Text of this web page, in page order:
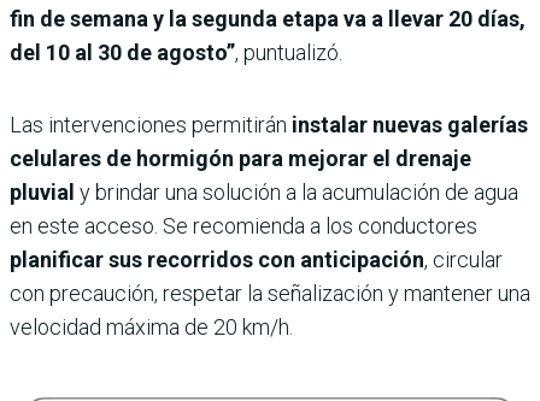
fin de semana y la segunda etapa va a llevar 20 días,
del 10 al 30 de agosto”, puntualizó.
Las intervenciones permitirán instalar nuevas galerías
celulares de hormigón para mejorar el drenaje
pluvial y brindar una solución a la acumulación de agua
en este acceso. Se recomienda a los conductores
planificar sus recorridos con anticipación, circular
con precaución, respetar la señalización y mantener una
velocidad máxima de 20 km/h.